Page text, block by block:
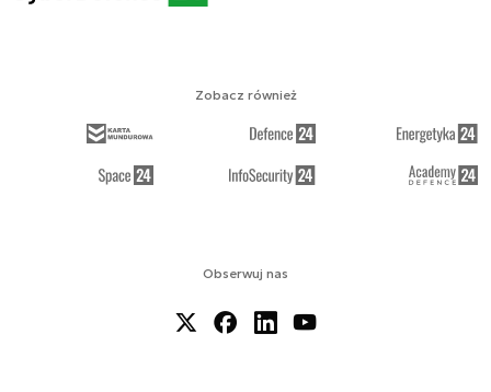
Obserwuj nas
Zobacz również